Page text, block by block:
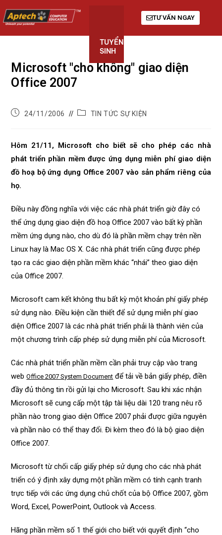
TUYỂN
SINH
TƯ VẤN NGAY
Microsoft "cho không" giao diện
Office 2007
24/11/2006 TIN TỨC SỰ KIỆN
Hôm 21/11, Microsoft cho biết sẽ cho phép các nhà
phát triển phần mềm được ứng dụng miễn phí giao diện
đồ hoạ bộ ứng dụng Office 2007 vào sản phẩm riêng của
họ.
Điều này đồng nghĩa với việc các nhà phát triển giờ đây có
thể ứng dụng giao diện đồ hoạ Office 2007 vào bất kỳ phần
mềm ứng dụng nào, cho dù đó là phần mềm chạy trên nền
Linux hay là Mac OS X. Các nhà phát triển cũng được phép
tạo ra các giao diện phần mềm khác “nhái” theo giao diện
của Office 2007.
Microsoft cam kết không thu bất kỳ một khoản phí giấy phép
sử dụng nào. Điều kiện cần thiết để sử dụng miễn phí giao
diện Office 2007 là các nhà phát triển phải là thành viên của
một chương trình cấp phép sử dụng miễn phí của Microsoft.
Các nhà phát triển phần mềm cần phải truy cập vào trang
webOffice 2007 System Document để tải về bản giấy phép, điền
đầy đủ thông tin rồi gửi lại cho Microsoft. Sau khi xác nhận
Microsoft sẽ cung cấp một tập tài liệu dài 120 trang nêu rõ
phần nào trong giao diện Office 2007 phải được giữa nguyên
và phần nào có thể thay đổi. Đi kèm theo đó là bộ giao diện
Office 2007.
Microsoft từ chối cấp giấy phép sử dụng cho các nhà phát
triển có ý định xây dựng một phần mềm có tính cạnh tranh
trực tiếp với các ứng dụng chủ chốt của bộ Office 2007, gồm
Word, Excel, PowerPoint, Outlook và Access.
Hãng phần mềm số 1 thế giới cho biết với quyết định “cho